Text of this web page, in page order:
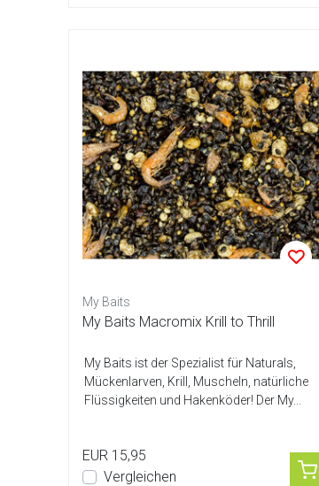
My Baits
My Baits Macromix Krill to Thrill
My Baits ist der Spezialist für Naturals,
Mückenlarven, Krill, Muscheln, natürliche
Flüssigkeiten und Hakenköder! Der My...
EUR 15,95
Vergleichen